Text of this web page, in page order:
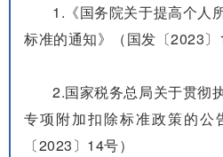
1.《国务院关于提高个人
标准的通知》（国发〔2023〕
2.国家税务总局关于贯彻
专项附加扣除标准政策的公
〔2023〕14号）